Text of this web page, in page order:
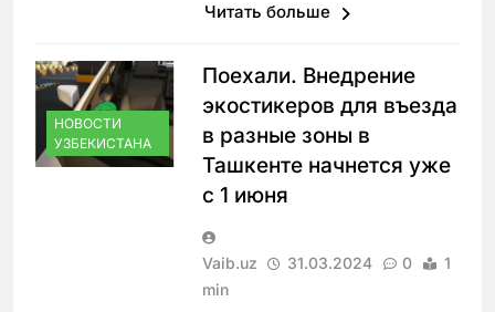
Читать больше
НОВОСТИ
УЗБЕКИСТАНА
Поехали. Внедрение
экостикеров для въезда
в разные зоны в
Ташкенте начнется уже
с 1 июня
Vaib.uz 31.03.2024 0
1
min